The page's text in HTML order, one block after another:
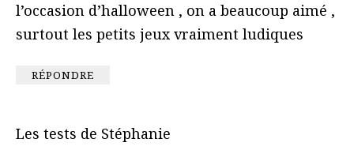
l’occasion d’halloween , on a beaucoup aimé ,
surtout les petits jeux vraiment ludiques
RÉPONDRE
Les tests de Stéphanie